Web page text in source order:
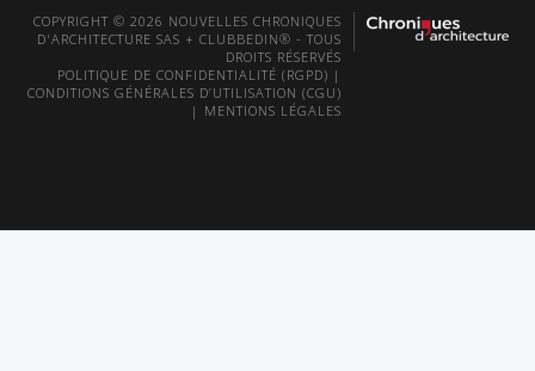
COPYRIGHT © 2026 NOUVELLES CHRONIQUES
D'ARCHITECTURE SAS + CLUBBEDIN® - TOUS
DROITS RÉSERVÉS
POLITIQUE DE CONFIDENTIALITÉ (RGPD) |
CONDITIONS GÉNÉRALES D’UTILISATION (CGU)
| MENTIONS LÉGALES